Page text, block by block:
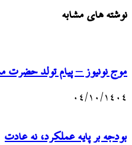
نوشته های مشابه
موج نونیوز – پیام تولد حضرت
۰۴/۱۰/۱۴۰۴
بودجه بر پایه عملکرد، نه عادت